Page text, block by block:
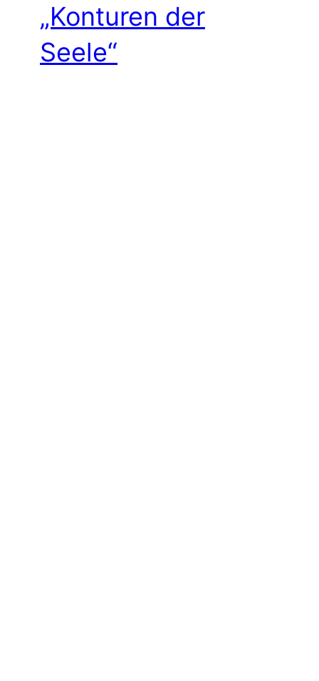
„Konturen der
Seele“